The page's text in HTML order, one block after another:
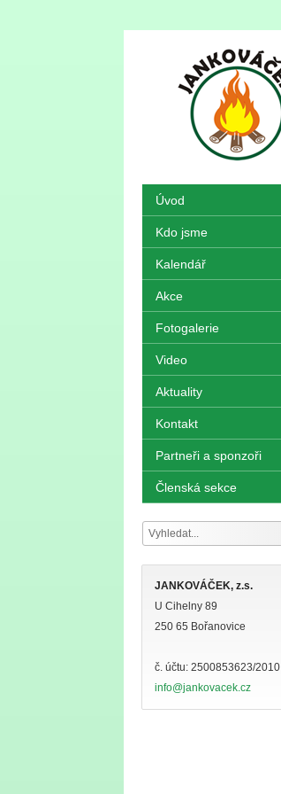
Úvod
Kdo jsme
Kalendář
Akce
Fotogalerie
Video
Aktuality
Kontakt
Partneři a sponzoři
Členská sekce
JANKOVÁČEK, z.s.
U Cihelny 89
250 65 Bořanovice
č. účtu: 2500853623/2010
info@jankovacek.cz